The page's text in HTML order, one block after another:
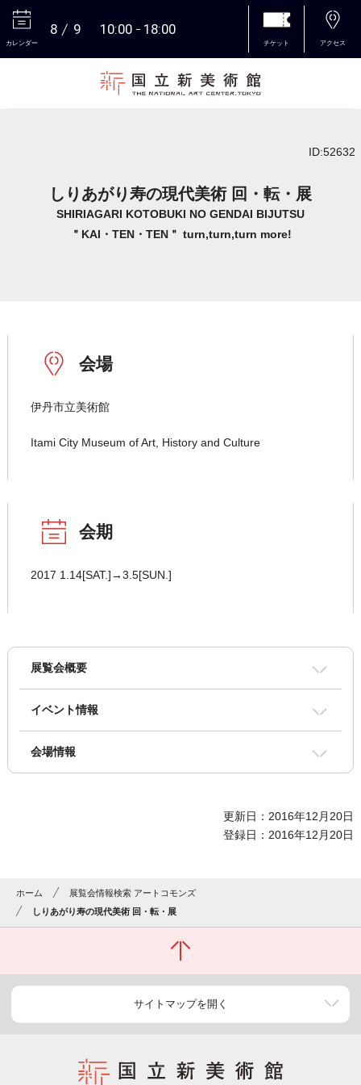
カレンダー
8 9 10:00 18:00
チケット アクセス
ID:52632
しりあがり寿の現代美術 回・転・展
SHIRIAGARI KOTOBUKI NO GENDAI BIJUTSU
＂KAI・TEN・TEN＂ turn,turn,turn more!
会場
伊丹市立美術館
Itami City Museum of Art, History and Culture
会期
2017 1.14[SAT.]→3.5[SUN.]
展覧会概要
イベント情報
会場情報
更新日：2016年12月20日
登録日：2016年12月20日
ホーム
展覧会情報検索 アートコモンズ
しりあがり寿の現代美術 回・転・展
サイトマップを開く